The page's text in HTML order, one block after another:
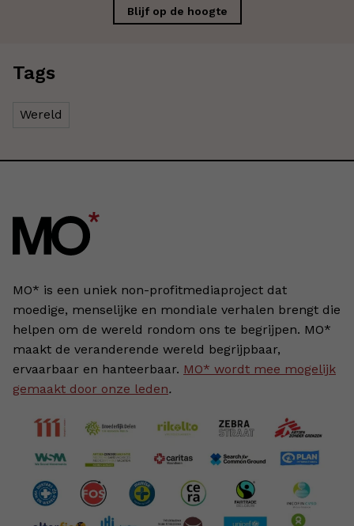
Blijf op de hoogte
Tags
Wereld
MO* is een uniek non-profitmediaproject dat
moedige, menselijke en mondiale verhalen brengt die
helpen om de wereld rondom ons te begrijpen. MO*
maakt de veranderende wereld begrijpbaar,
ervaarbaar en hanteerbaar. MO* wordt mee mogelijk
gemaakt door onze leden.